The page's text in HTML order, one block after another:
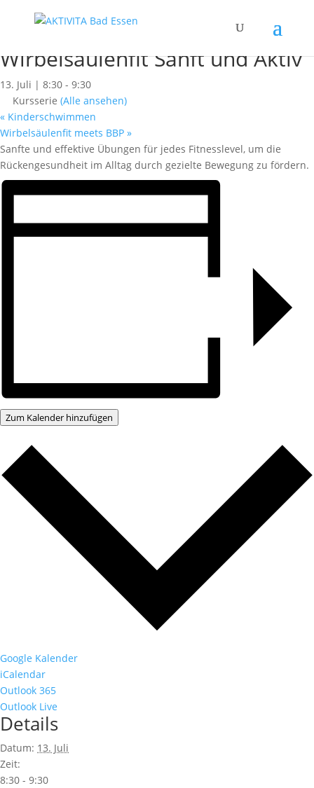
« Alle Kurse
Wirbelsäulenfit Sanft und Aktiv
13. Juli | 8:30 - 9:30
Kursserie (Alle ansehen)
« Kinderschwimmen
Wirbelsäulenfit meets BBP »
Sanfte und effektive Übungen für jedes Fitnesslevel, um die
Rückengesundheit im Alltag durch gezielte Bewegung zu fördern.
Zum Kalender hinzufügen
Google Kalender
iCalendar
Outlook 365
Outlook Live
Details
Datum: 13. Juli
Zeit:
8:30 - 9:30